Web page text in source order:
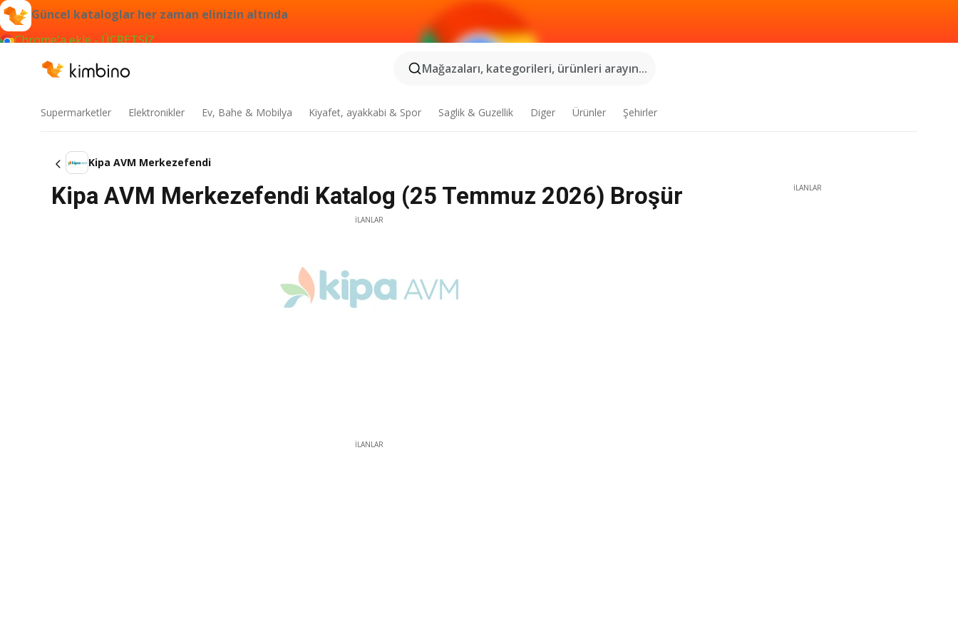
Güncel kataloglar her zaman elinizin altında
Chrome'a ekle - ÜCRETSİZ
Mağazaları, kategorileri, ürünleri arayın...
Supermarketler Elektronikler Ev, Bahe & Mobilya Kiyafet, ayakkabi & Spor Saglik & Guzellik Diger Ürünler Şehirler
Kipa AVM Merkezefendi
Kipa AVM Merkezefendi Katalog (25 Temmuz 2026) Broşür
İLANLAR
İLANLAR
İLANLAR